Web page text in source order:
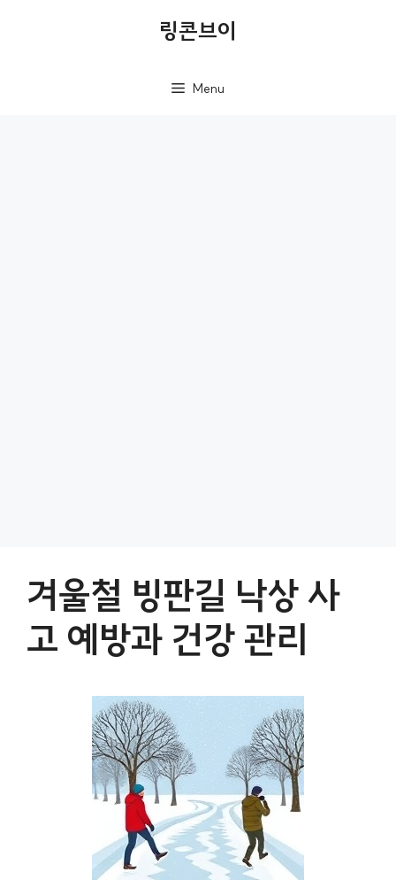
링콘브이
Menu
겨울철 빙판길 낙상 사
고 예방과 건강 관리